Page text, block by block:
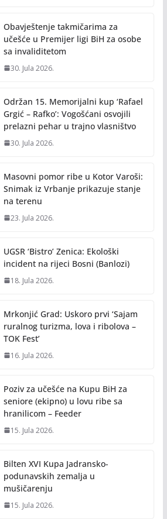
n
k
Obavještenje takmičarima za
učešće u Premijer ligi BiH za osobe
sa invaliditetom
30. Jula 2026.
Održan 15. Memorijalni kup ‘Rafael
Grgić – Rafko’: Vogošćani osvojili
prelazni pehar u trajno vlasništvo
30. Jula 2026.
Masovni pomor ribe u Kotor Varoši:
Snimak iz Vrbanje prikazuje stanje
na terenu
23. Jula 2026.
UGSR ‘Bistro’ Zenica: Ekološki
incident na rijeci Bosni (Banlozi)
18. Jula 2026.
Mrkonjić Grad: Uskoro prvi ‘Sajam
ruralnog turizma, lova i ribolova –
TOK Fest’
16. Jula 2026.
Poziv za učešće na Kupu BiH za
seniore (ekipno) u lovu ribe sa
hranilicom – Feeder
15. Jula 2026.
Bilten XVI Kupa Jadransko-
podunavskih zemalja u
mušičarenju
15. Jula 2026.